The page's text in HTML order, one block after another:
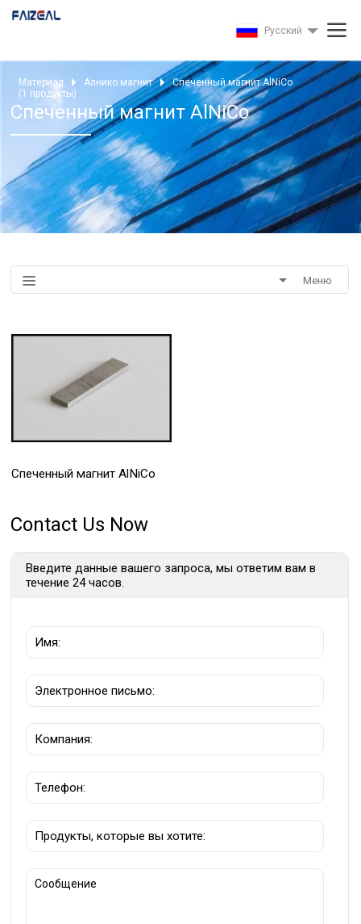
Pусский
Материал Алнико магнит
Спеченный магнит AlNiCo
(1 продукты)
Спеченный магнит AlNiCo
Меню
Спеченный магнит AlNiCo
Contact Us Now
Введите данные вашего запроса, мы ответим вам в
течение 24 часов.